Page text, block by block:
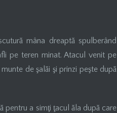
mâna dreaptă spulberând
pe teren minat. Atacul venit pe
de şalăi şi prinzi peşte după
pentru a simţi ţacul ăla după care